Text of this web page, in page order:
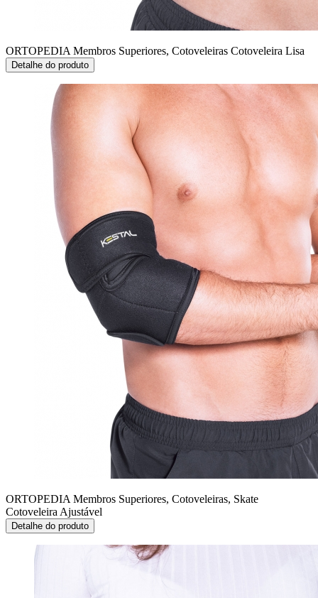
ORTOPEDIA Membros Superiores, Cotoveleiras Cotoveleira Lisa
Detalhe do produto
ORTOPEDIA Membros Superiores, Cotoveleiras, Skate
Cotoveleira Ajustável
Detalhe do produto